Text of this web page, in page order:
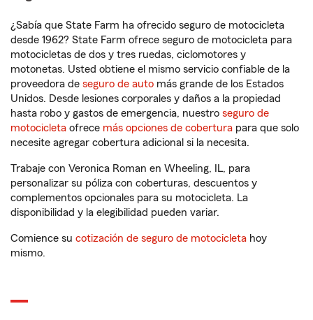
¿Sabía que State Farm ha ofrecido seguro de motocicleta
desde 1962? State Farm ofrece seguro de motocicleta para
motocicletas de dos y tres ruedas, ciclomotores y
motonetas. Usted obtiene el mismo servicio confiable de la
proveedora de seguro de auto más grande de los Estados
Unidos. Desde lesiones corporales y daños a la propiedad
hasta robo y gastos de emergencia, nuestro seguro de
motocicleta ofrece más opciones de cobertura para que solo
necesite agregar cobertura adicional si la necesita.
Trabaje con Veronica Roman en Wheeling, IL, para
personalizar su póliza con coberturas, descuentos y
complementos opcionales para su motocicleta. La
disponibilidad y la elegibilidad pueden variar.
Comience su cotización de seguro de motocicleta hoy
mismo.